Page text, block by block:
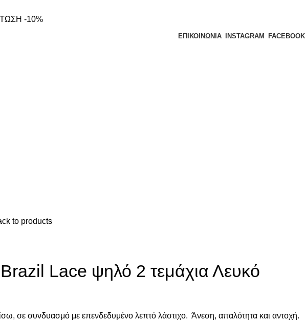
-10%
ΕΠΙΚΟΙΝΩΝΙΑ INSTAGRAM FACEBOOK
to products
Lace ψηλό 2 τεμάχια Λευκό
σε συνδυασμό με επενδεδυμένο λεπτό λάστιχο. Άνεση, απαλότητα και αντοχή.